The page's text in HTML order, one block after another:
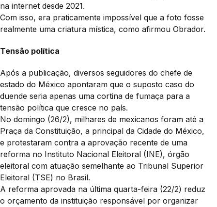
na internet desde 2021.
Com isso, era praticamente impossível que a foto fosse
realmente uma criatura mística, como afirmou Obrador.
Tensão política
Após a publicação, diversos seguidores do chefe de
estado do México apontaram que o suposto caso do
duende seria apenas uma cortina de fumaça para a
tensão política que cresce no país.
No domingo (26/2), milhares de mexicanos foram até a
Praça da Constituição, a principal da Cidade do México,
e protestaram contra a aprovação recente de uma
reforma no Instituto Nacional Eleitoral (INE), órgão
eleitoral com atuação semelhante ao Tribunal Superior
Eleitoral (TSE) no Brasil.
A reforma aprovada na última quarta-feira (22/2) reduz
o orçamento da instituição responsável por organizar